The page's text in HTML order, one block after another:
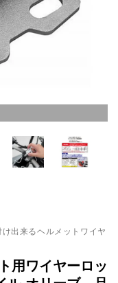
出来るヘルメットワイヤ
用ワイヤーロッ